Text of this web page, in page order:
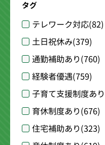
タグ
テレワーク対応(82)
土日祝休み(379)
通勤補助あり(760)
経験者優遇(759)
子育て支援制度あり
育休制度あり(676)
住宅補助あり(323)